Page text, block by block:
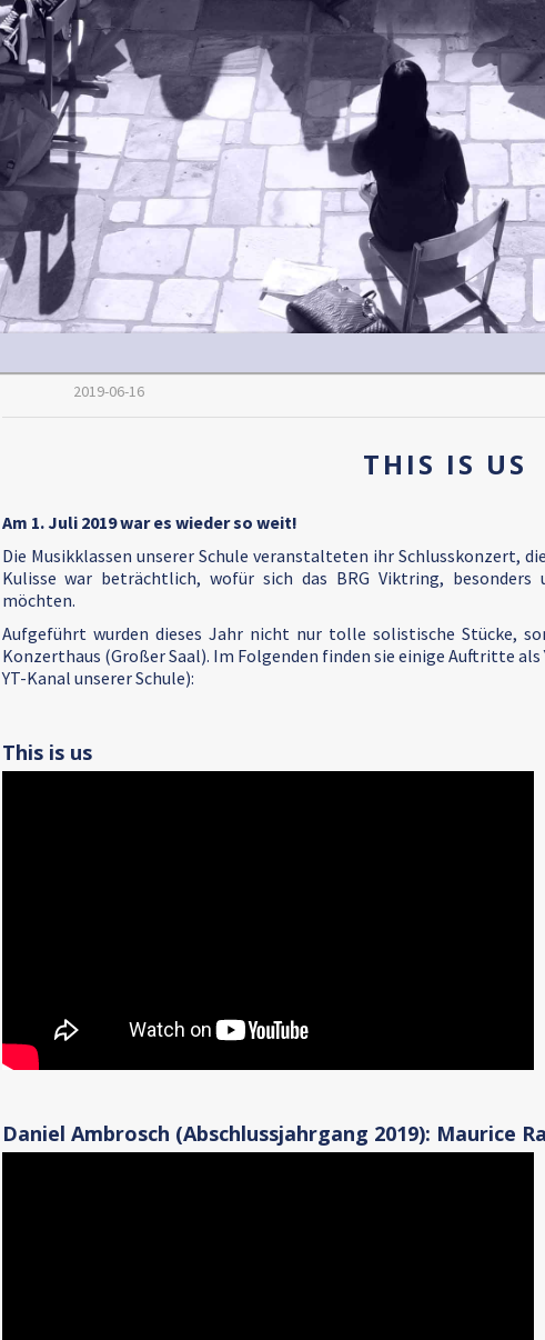
2019-06-16
THIS IS US
Am 1. Juli 2019 war es wieder so weit!
Die Musikklassen unserer Schule veranstalteten ihr Schlusskonzert,
Kulisse war beträchtlich, wofür sich das BRG Viktring, besonders
möchten.
Aufgeführt wurden dieses Jahr nicht nur tolle solistische Stücke,
Konzerthaus (Großer Saal). Im Folgenden finden sie einige Auftritte
YT-Kanal unserer Schule):
This is us
Daniel Ambrosch (Abschlussjahrgang 2019): Maurice